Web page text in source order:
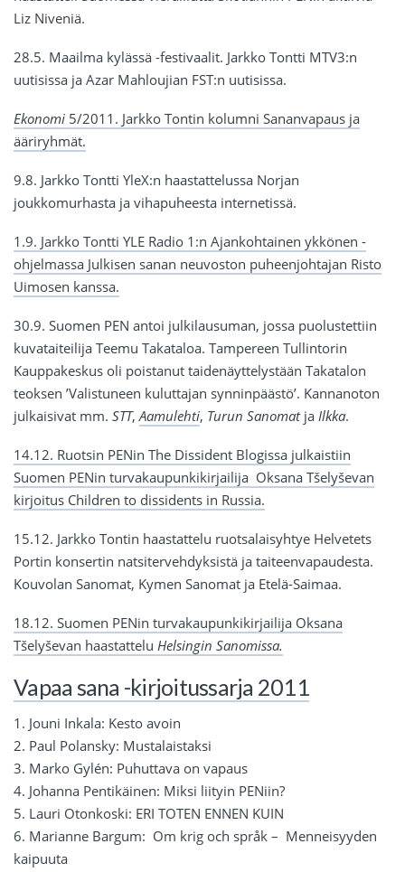
Liz Niveniä.
28.5. Maailma kylässä -festivaalit. Jarkko Tontti MTV3:n
uutisissa ja Azar Mahloujian FST:n uutisissa.
Ekonomi 5/2011. Jarkko Tontin kolumni Sananvapaus ja
ääriryhmät.
9.8. Jarkko Tontti YleX:n haastattelussa Norjan
joukkomurhasta ja vihapuheesta internetissä.
1.9. Jarkko Tontti YLE Radio 1:n Ajankohtainen ykkönen -
ohjelmassa Julkisen sanan neuvoston puheenjohtajan Risto
Uimosen kanssa.
30.9. Suomen PEN antoi julkilausuman, jossa puolustettiin
kuvataiteilija Teemu Takataloa. Tampereen Tullintorin
Kauppakeskus oli poistanut taidenäyttelystään Takatalon
teoksen ’Valistuneen kuluttajan synninpäästö’. Kannanoton
julkaisivat mm. STT,Aamulehti, Turun Sanomatja Ilkka.
14.12. Ruotsin PENin The Dissident Blogissa julkaistiin
Suomen PENin turvakaupunkikirjailija Oksana Tšelyševan
kirjoitus Children to dissidents in Russia.
15.12. Jarkko Tontin haastattelu ruotsalaisyhtye Helvetets
Portin konsertin natsitervehdyksistä ja taiteenvapaudesta.
Kouvolan Sanomat, Kymen Sanomat ja Etelä-Saimaa.
18.12. Suomen PENin turvakaupunkikirjailija Oksana
Tšelyševan haastattelu Helsingin Sanomissa.
Vapaa sana -kirjoitussarja 2011
1. Jouni Inkala: Kesto avoin
2. Paul Polansky: Mustalaistaksi
3. Marko Gylén: Puhuttava on vapaus
4. Johanna Pentikäinen: Miksi liityin PENiin?
5. Lauri Otonkoski: ERI TOTEN ENNEN KUIN
6. Marianne Bargum: Om krig och språk – Menneisyyden
kaipuuta